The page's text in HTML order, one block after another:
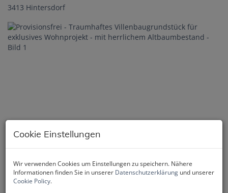
3413 Hintersdorf
Cookie Einstellungen
Wir verwenden Cookies um Einstellungen zu speichern. Nähere
Informationen finden Sie in unserer Datenschutzerklärung und unserer
Cookie Policy.